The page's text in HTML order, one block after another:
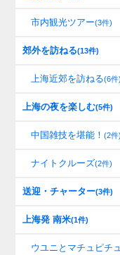
市内観光ツアー(3件)
郊外を訪ねる(13件)
上海近郊を訪ねる(6件)
上海の夜を楽しむ(5件)
中国雑技を堪能！(2件)
ナイトクルーズ(2件)
送迎・チャーター(3件)
上海発 南米(1件)
ウユニとマチュピチ